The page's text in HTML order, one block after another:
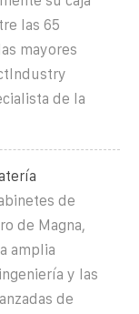
las 65
mayores
de la
de
de Magna,
amplia
y las
de